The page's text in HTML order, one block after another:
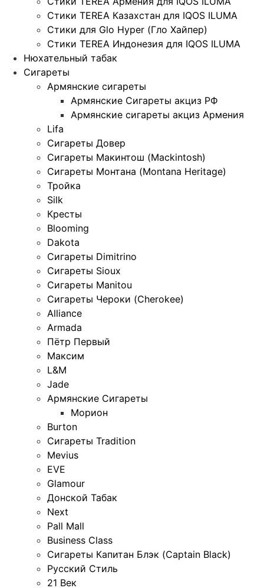
Стики TEREA Казахстан для IQOS ILUMA
Стики для Glo Hyper (Гло Хайпер)
Стики TEREA Индонезия для IQOS ILUMA
Нюхательный табак
Сигареты
Армянские сигареты
Армянские Сигареты акциз РФ
Армянские сигареты акциз Армения
Lifa
Сигареты Довер
Сигареты Макинтош (Mackintosh)
Сигареты Монтана (Montana Heritage)
Тройка
Silk
Кресты
Blooming
Dakota
Сигареты Dimitrino
Сигареты Sioux
Сигареты Manitou
Сигареты Чероки (Cherokee)
Alliance
Armada
Пётр Первый
Максим
L&M
Jade
Армянские Сигареты
Морион
Burton
Сигареты Tradition
Mevius
EVE
Glamour
Донской Табак
Next
Pall Mall
Business Class
Сигареты Капитан Блэк (Captain Black)
Русский Стиль
21 Век